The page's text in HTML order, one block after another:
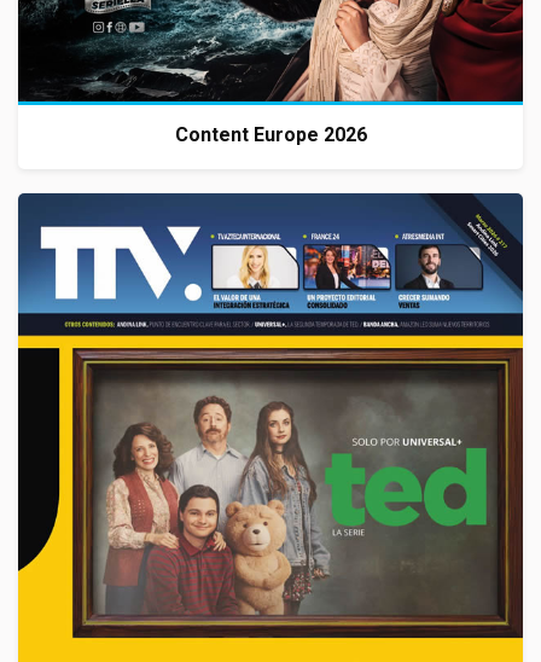
Content Europe 2026